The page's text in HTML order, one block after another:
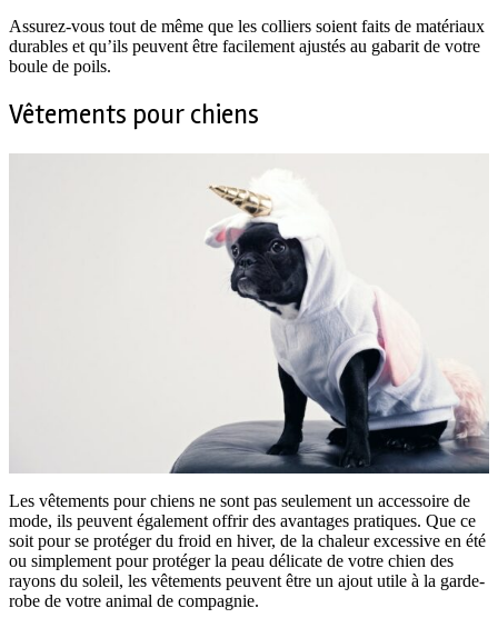
Assurez-vous tout de même que les colliers soient faits de matériaux
durables et qu’ils peuvent être facilement ajustés au gabarit de votre
boule de poils.
Vêtements pour chiens
Les vêtements pour chiens ne sont pas seulement un accessoire de
mode, ils peuvent également offrir des avantages pratiques. Que ce
soit pour se protéger du froid en hiver, de la chaleur excessive en été
ou simplement pour protéger la peau délicate de votre chien des
rayons du soleil, les vêtements peuvent être un ajout utile à la garde-
robe de votre animal de compagnie.